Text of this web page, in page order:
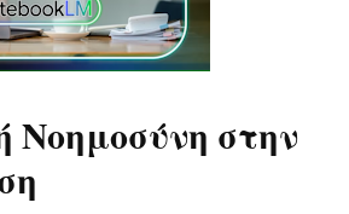
Νοημοσύνη στην